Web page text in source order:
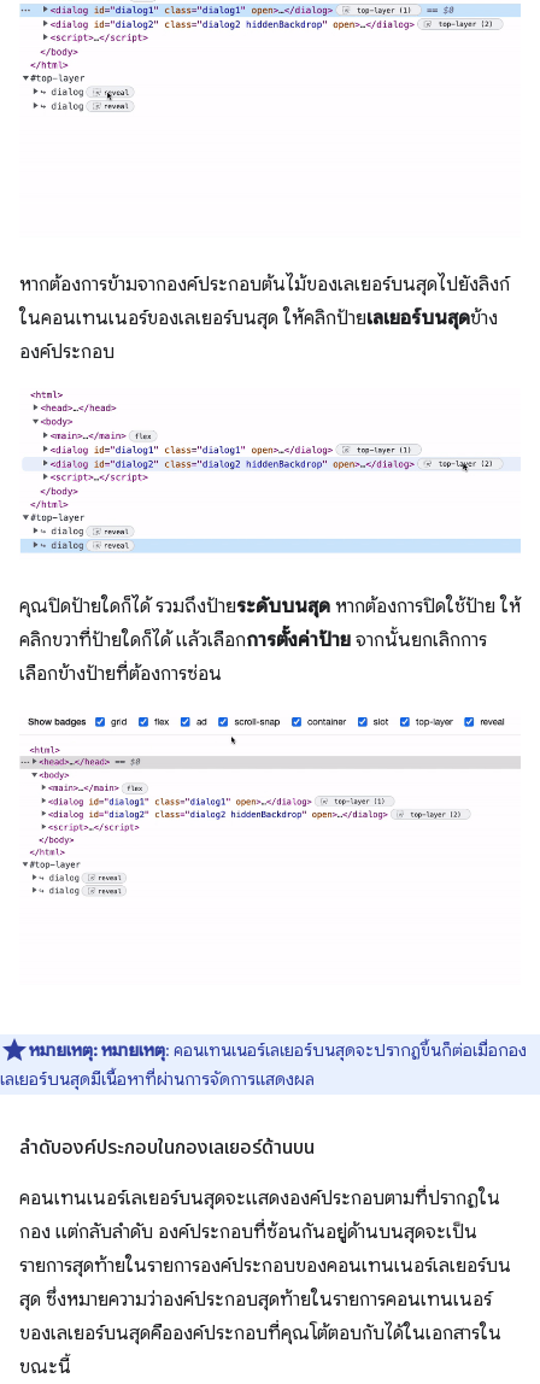
หากต้องการข้ามจากองค์ประกอบต้นไม้ของเลเยอร์บนสุดไปยังลิงก์
ในคอนเทนเนอร์ของเลเยอร์บนสุด ให้คลิกป้ายเลเยอร์บนสุดข้าง
องค์ประกอบ
คุณปิดป้ายใดก็ได้ รวมถึงป้ายระดับบนสุด หากต้องการปิดใช้ป้าย ให้
คลิกขวาที่ป้ายใดก็ได้ แล้วเลือกการตั้งค่าป้าย จากนั้นยกเลิกการ
เลือกข้างป้ายที่ต้องการซ่อน
หมายเหตุ:หมายเหตุ: คอนเทนเนอร์เลเยอร์บนสุดจะปรากฏขึ้นก็ต่อเมื่อกอง
เลเยอร์บนสุดมีเนื้อหาที่ผ่านการจัดการแสดงผล
ลําดับองค์ประกอบในกองเลเยอร์ด้านบน
คอนเทนเนอร์เลเยอร์บนสุดจะแสดงองค์ประกอบตามที่ปรากฏใน
กอง แต่กลับลำดับ องค์ประกอบที่ซ้อนกันอยู่ด้านบนสุดจะเป็น
รายการสุดท้ายในรายการองค์ประกอบของคอนเทนเนอร์เลเยอร์บน
สุด ซึ่งหมายความว่าองค์ประกอบสุดท้ายในรายการคอนเทนเนอร์
ของเลเยอร์บนสุดคือองค์ประกอบที่คุณโต้ตอบกับได้ในเอกสารใน
ขณะนี้